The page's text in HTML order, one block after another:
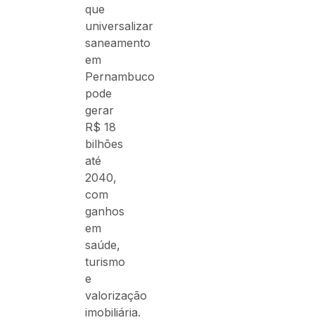
que
universalizar
saneamento
em
Pernambuco
pode
gerar
R$ 18
bilhões
até
2040,
com
ganhos
em
saúde,
turismo
e
valorização
imobiliária.